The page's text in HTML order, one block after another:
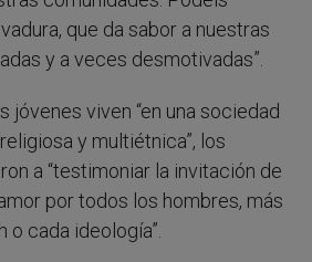
que da sabor a nuestras
y a veces desmotivadas”.
jóvenes viven “en una sociedad
y multiétnica”, los
a “testimoniar la invitación de
por todos los hombres, más
o cada ideología”.